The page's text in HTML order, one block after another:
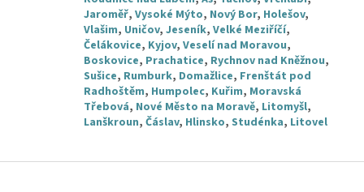
Jaroměř, Vysoké Mýto, Nový Bor, Holešov,
Vlašim, Uničov, Jeseník, Velké Meziříčí,
Čelákovice, Kyjov, Veselí nad Moravou,
Boskovice, Prachatice, Rychnov nad Kněžnou,
Sušice, Rumburk, Domažlice, Frenštát pod
Radhoštěm, Humpolec, Kuřim, Moravská
Třebová, Nové Město na Moravě, Litomyšl,
Lanškroun, Čáslav, Hlinsko, Studénka, Litovel